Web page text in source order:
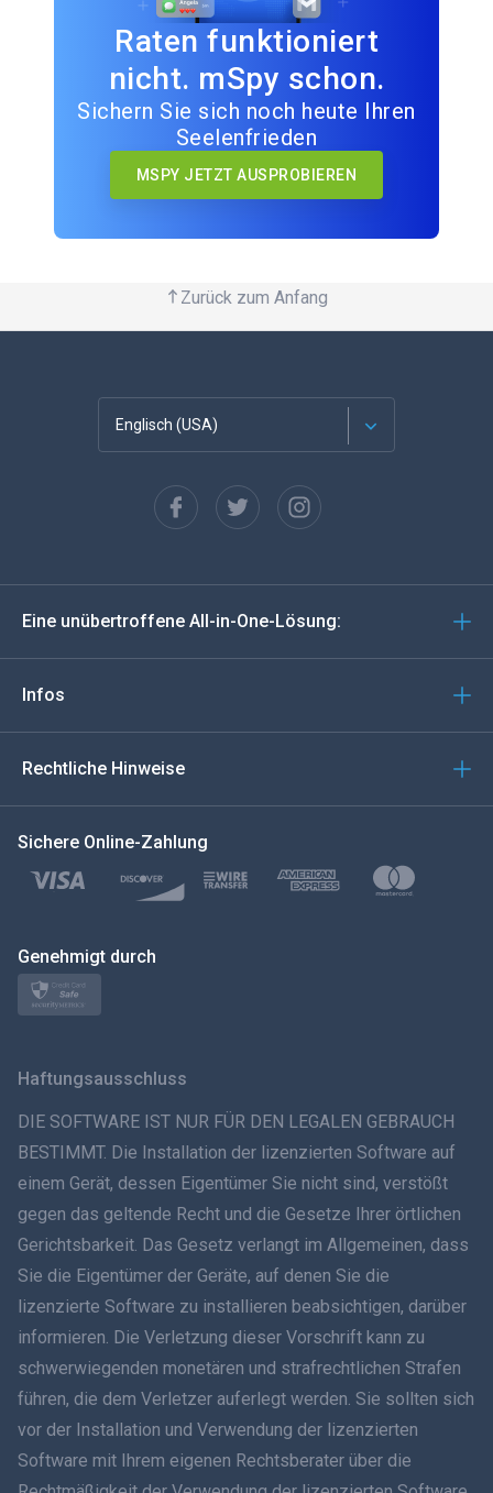
Raten funktioniert
nicht. mSpy schon.
Sichern Sie sich noch heute Ihren
Seelenfrieden
MSPY JETZT AUSPROBIEREN
Zurück zum Anfang
Englisch (USA)
Español
Deutsch
Türkçe
Polski
日本
ภาษาไทย
Dansk
हिंदी
עברית
Română
Ελληνικά
Eine unübertroffene All-in-One-Lösung:
Infos
Rechtliche Hinweise
Sichere Online-Zahlung
Genehmigt durch
Haftungsausschluss
DIE SOFTWARE IST NUR FÜR DEN LEGALEN GEBRAUCH
BESTIMMT. Die Installation der lizenzierten Software auf
einem Gerät, dessen Eigentümer Sie nicht sind, verstößt
gegen das geltende Recht und die Gesetze Ihrer örtlichen
Gerichtsbarkeit. Das Gesetz verlangt im Allgemeinen, dass
Sie die Eigentümer der Geräte, auf denen Sie die
lizenzierte Software zu installieren beabsichtigen, darüber
informieren. Die Verletzung dieser Vorschrift kann zu
schwerwiegenden monetären und strafrechtlichen Strafen
führen, die dem Verletzer auferlegt werden. Sie sollten sich
vor der Installation und Verwendung der lizenzierten
Software mit Ihrem eigenen Rechtsberater über die